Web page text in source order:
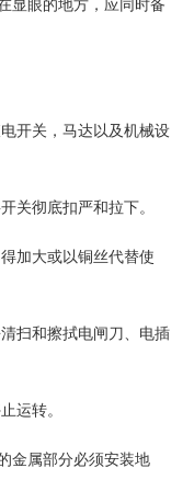
显眼的地方，应同时备
开关，马达以及机械设
关彻底扣严和拉下。
加大或以铜丝代替使
扫和擦拭电闸刀、电插
运转。
金属部分必须安装地